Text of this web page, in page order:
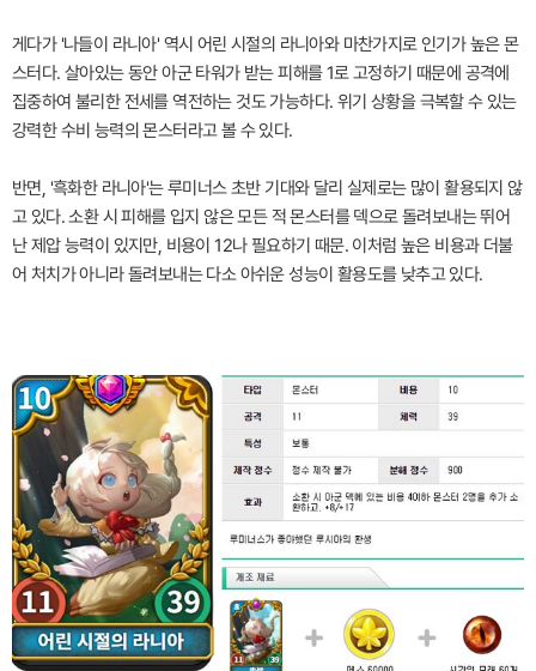
게다가 '나들이 라니아' 역시 어린 시절의 라니아와 마찬가지로 인기가 높은 몬
스터다. 살아있는 동안 아군 타워가 받는 피해를 1로 고정하기 때문에 공격에
집중하여 불리한 전세를 역전하는 것도 가능하다. 위기 상황을 극복할 수 있는
강력한 수비 능력의 몬스터라고 볼 수 있다.
반면, '흑화한 라니아'는 루미너스 초반 기대와 달리 실제로는 많이 활용되지 않
고 있다. 소환 시 피해를 입지 않은 모든 적 몬스터를 덱으로 돌려보내는 뛰어
난 제압 능력이 있지만, 비용이 12나 필요하기 때문. 이처럼 높은 비용과 더불
어 처치가 아니라 돌려보내는 다소 아쉬운 성능이 활용도를 낮추고 있다.